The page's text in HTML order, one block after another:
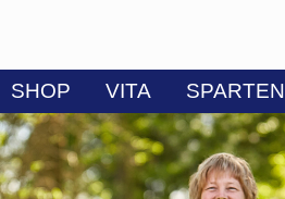
SHOP VITA SPARTEN